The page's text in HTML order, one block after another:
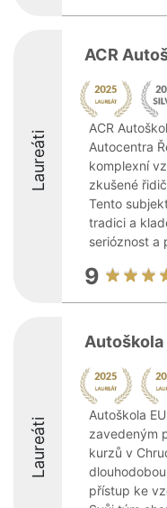
Laureáti
ACR
ACR
Autocentra
komplexní
zkušené
Tento
tradici a
serióznost a
9
Laureáti
Autoškola
Autoškola
zavedeným
kurzů v
přístup ke